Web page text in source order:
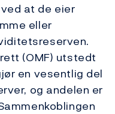
at de eier
eller
(OMF) utstedt
en vesentlig del
og andelen er